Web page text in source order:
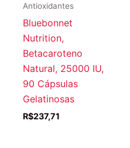
Antioxidantes
Bluebonnet
Nutrition,
Betacaroteno
Natural, 25000 IU,
90 Cápsulas
Gelatinosas
R$237,71